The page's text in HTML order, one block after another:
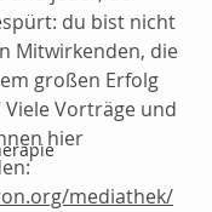
du bist nicht
Mitwirkenden, die
großen Erfolg
Vorträge und
hier
mediathek/